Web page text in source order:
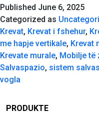
Published June 6, 2025
Categorized as
Krevat, Krevat i fshehur,
me hapje vertikale, Krevat
Krevate murale, Mobilje të
Salvaspazio, sistem
vogla
PRODUKTE